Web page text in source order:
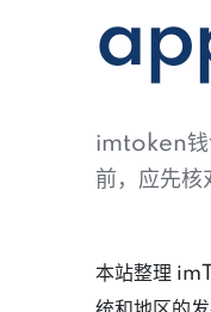
imtoken钱
前，应先核
本站整理